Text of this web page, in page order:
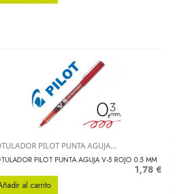
 Vista rápida
PILOT PUNTA AGUJA...
PILOT PUNTA AGUJA V-5 ROJO 0.5 MM
Precio
1,78 €
al carrito